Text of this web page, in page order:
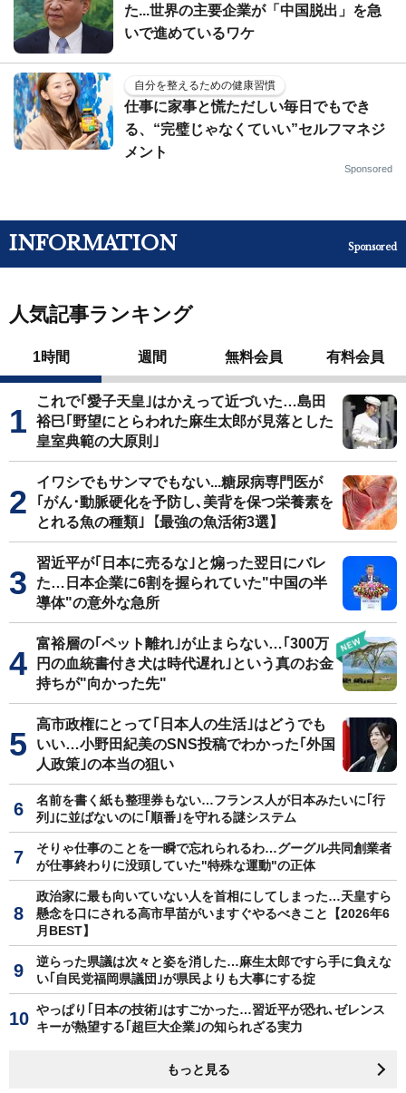
た...世界の主要企業が「中国脱出」を急
いで進めているワケ
自分を整えるための健康習慣
仕事に家事と慌ただしい毎日でもでき
る、“完璧じゃなくていい”セルフマネジ
メント
Sponsored
INFORMATION Sponsored
人気記事ランキング
1時間 週間 無料会員 有料会員
これで｢愛子天皇｣はかえって近づいた…島田
裕巳｢野望にとらわれた麻生太郎が見落とした
皇室典範の大原則｣
イワシでもサンマでもない...糖尿病専門医が
｢がん･動脈硬化を予防し､美背を保つ栄養素を
とれる魚の種類｣【最強の魚活術3選】
習近平が｢日本に売るな｣と煽った翌日にバレ
た…日本企業に6割を握られていた"中国の半
導体"の意外な急所
富裕層の｢ペット離れ｣が止まらない…｢300万
円の血統書付き犬は時代遅れ｣という真のお金
持ちが"向かった先"
高市政権にとって｢日本人の生活｣はどうでも
いい…小野田紀美のSNS投稿でわかった｢外国
人政策｣の本当の狙い
名前を書く紙も整理券もない…フランス人が日本みたいに｢行
列｣に並ばないのに｢順番｣を守れる謎システム
そりゃ仕事のことを一瞬で忘れられるわ…グーグル共同創業者
が仕事終わりに没頭していた"特殊な運動"の正体
政治家に最も向いていない人を首相にしてしまった…天皇すら
懸念を口にされる高市早苗がいますぐやるべきこと【2026年6
月BEST】
逆らった県議は次々と姿を消した…麻生太郎ですら手に負えな
い｢自民党福岡県議団｣が県民よりも大事にする掟
やっぱり｢日本の技術｣はすごかった…習近平が恐れ､ゼレンス
キーが熱望する｢超巨大企業｣の知られざる実力
もっと見る